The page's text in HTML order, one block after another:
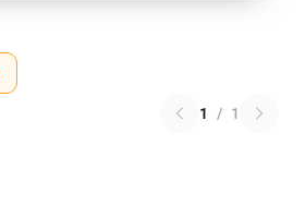
1 / 1